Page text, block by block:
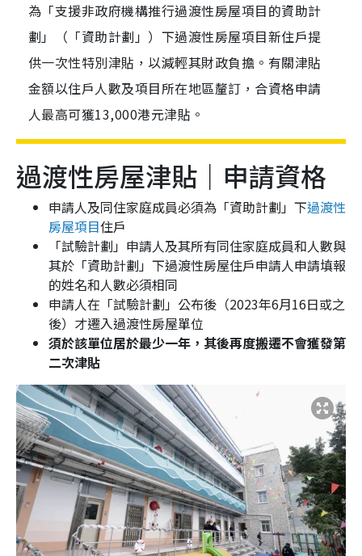
為「支援非政府機構推行過渡性房屋項目的資助計
劃」（「資助計劃」）下過渡性房屋項目新住戶提
供一次性特別津貼，以減輕其財政負擔。有關津貼
金額以住戶人數及項目所在地區釐訂，合資格申請
人最高可獲13,000港元津貼。
過渡性房屋津貼｜申請資格
申請人及同住家庭成員必須為「資助計劃」下過渡性
房屋項目住戶
「試驗計劃」申請人及其所有同住家庭成員和人數與
其於「資助計劃」下過渡性房屋住戶申請人申請填報
的姓名和人數必須相同
申請人在「試驗計劃」公布後（2023年6月16日或之
後）才遷入過渡性房屋單位
須於該單位居於最少一年，其後再度搬遷不會獲發第
二次津貼